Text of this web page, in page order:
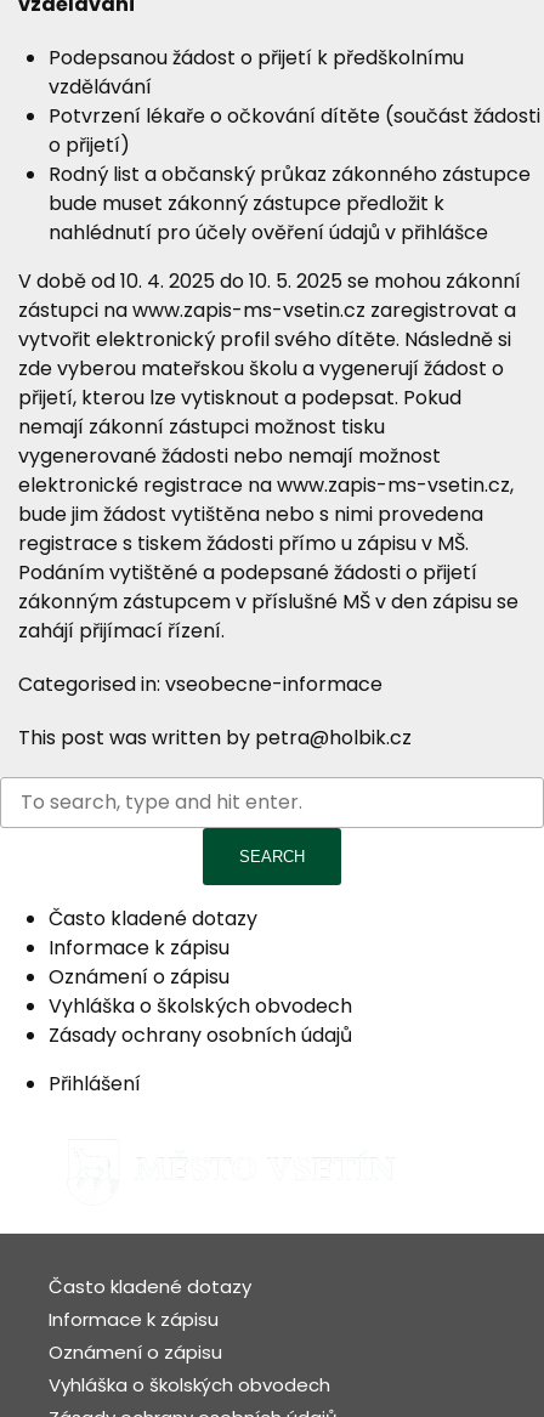
Podepsanou žádost o přijetí k předškolnímu
vzdělávání
Potvrzení lékaře o očkování dítěte (součást žádosti
o přijetí)
Rodný list a občanský průkaz zákonného zástupce
bude muset zákonný zástupce předložit k
nahlédnutí pro účely ověření údajů v přihlášce
V době od 10. 4. 2025 do 10. 5. 2025 se mohou zákonní
zástupci na www.zapis-ms-vsetin.cz zaregistrovat a
vytvořit elektronický profil svého dítěte. Následně si
zde vyberou mateřskou školu a vygenerují žádost o
přijetí, kterou lze vytisknout a podepsat. Pokud
nemají zákonní zástupci možnost tisku
vygenerované žádosti nebo nemají možnost
elektronické registrace na www.zapis-ms-vsetin.cz,
bude jim žádost vytištěna nebo s nimi provedena
registrace s tiskem žádosti přímo u zápisu v MŠ.
Podáním vytištěné a podepsané žádosti o přijetí
zákonným zástupcem v příslušné MŠ v den zápisu se
zahájí přijímací řízení.
Categorised in: vseobecne-informace
This post was written by petra@holbik.cz
SEARCH
Často kladené dotazy
Informace k zápisu
Oznámení o zápisu
Vyhláška o školských obvodech
Zásady ochrany osobních údajů
Přihlášení
Často kladené dotazy
Informace k zápisu
Oznámení o zápisu
Vyhláška o školských obvodech